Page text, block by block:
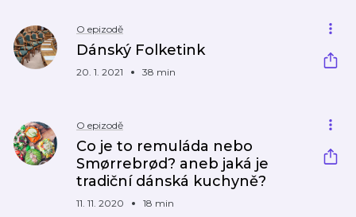
O epizodě
Dánský Folketink
20. 1. 2021 38 min
O epizodě
Co je to remuláda nebo
Smørrebrød? aneb jaká je
tradiční dánská kuchyně?
11. 11. 2020 18 min